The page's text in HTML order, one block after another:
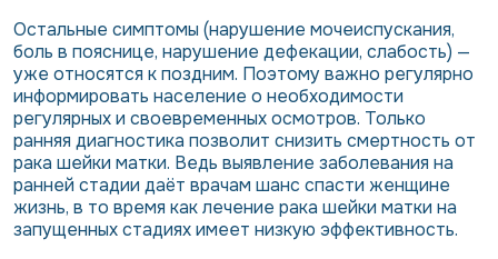
Остальные симптомы (нарушение мочеиспускания,
боль в пояснице, нарушение дефекации, слабость) —
уже относятся к поздним. Поэтому важно регулярно
информировать население о необходимости
регулярных и своевременных осмотров. Только
ранняя диагностика позволит снизить смертность от
рака шейки матки. Ведь выявление заболевания на
ранней стадии даёт врачам шанс спасти женщине
жизнь, в то время как лечение рака шейки матки на
запущенных стадиях имеет низкую эффективность.